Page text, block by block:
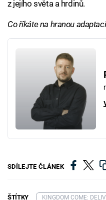
z jejího světa a hrdinů.
Co říkáte na hranou
SDÍLEJTE ČLÁNEK
ŠTÍTKY KINGDOM COME: